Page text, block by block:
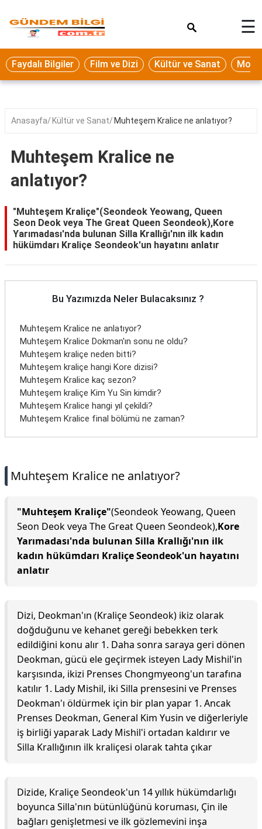
Eğitim
Ekonomi
Seyahat
Oyun
Yaşam
Hukuk
Blog
☰
Faydalı Bilgiler Film ve Dizi Kültür ve Sanat
Anasayfa Kültür ve Sanat Muhteşem Kralice ne anlatıyor?
Muhteşem Kralice ne
anlatıyor?
"Muhteşem Kraliçe"(Seondeok Yeowang, Queen
Seon Deok veya The Great Queen Seondeok),Kore
Yarımadası'nda bulunan Silla Krallığı'nın ilk kadın
hükümdarı Kraliçe Seondeok'un hayatını anlatır
Bu Yazımızda Neler Bulacaksınız ?
Muhteşem Kralice ne anlatıyor?
Muhteşem Kralice Dokman'ın sonu ne oldu?
Muhteşem kraliçe neden bitti?
Muhteşem kraliçe hangi Kore dizisi?
Muhteşem Kralice kaç sezon?
Muhteşem kraliçe Kim Yu Sin kimdir?
Muhteşem Kralice hangi yıl çekildi?
Muhteşem Kralice final bölümü ne zaman?
Muhteşem Kralice ne anlatıyor?
"Muhteşem Kraliçe"(Seondeok Yeowang, Queen
Seon Deok veya The Great Queen Seondeok),Kore
Yarımadası'nda bulunan Silla Krallığı'nın ilk
kadın hükümdarı Kraliçe Seondeok'un hayatını
anlatır
Dizi, Deokman'ın (Kraliçe Seondeok) ikiz olarak
doğduğunu ve kehanet gereği bebekken terk
edildiğini konu alır 1. Daha sonra saraya geri dönen
Deokman, gücü ele geçirmek isteyen Lady Mishil'in
karşısında, ikizi Prenses Chongmyeong'un tarafına
katılır 1. Lady Mishil, iki Silla prensesini ve Prenses
Deokman'ı öldürmek için bir plan yapar 1. Ancak
Prenses Deokman, General Kim Yusin ve diğerleriyle
iş birliği yaparak Lady Mishil'i ortadan kaldırır ve
Silla Krallığının ilk kraliçesi olarak tahta çıkar
Dizide, Kraliçe Seondeok'un 14 yıllık hükümdarlığı
boyunca Silla'nın bütünlüğünü koruması, Çin ile
bağları genişletmesi ve ilk gözlemevini inşa